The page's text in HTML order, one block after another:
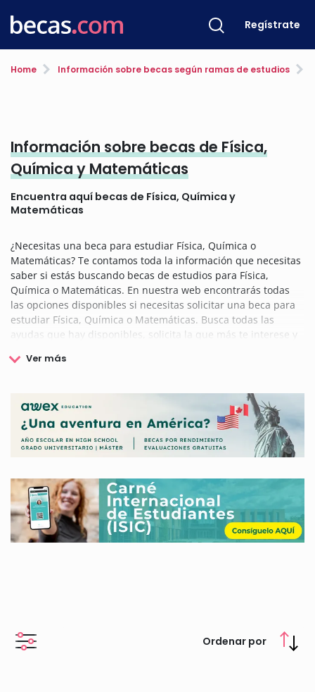
Regístrate
Home Información sobre becas según ramas de estudios
Información sobre becas de Física,
Química y Matemáticas
Encuentra aquí becas de Física, Química y
Matemáticas
¿Necesitas una beca para estudiar Física, Química o
Matemáticas? Te contamos toda la información que necesitas
saber si estás buscando becas de estudios para Física,
Química o Matemáticas. En nuestra web encontrarás todas
las opciones disponibles si necesitas solicitar una beca para
estudiar Física, Química o Matemáticas. Busca todas las
ayudas que hay disponibles, solicita la que más te interese y
Ordenar por